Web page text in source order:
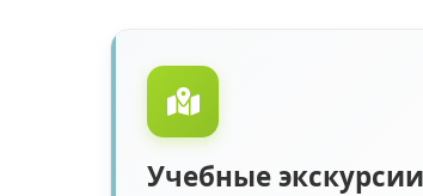
Учебные экскурсии